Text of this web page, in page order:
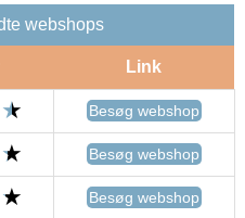
webshops
Link
Besøg webshop
Besøg webshop
Besøg webshop